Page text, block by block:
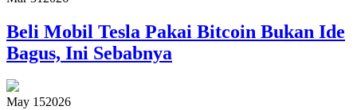
Beli Mobil Tesla Pakai Bitcoin Bukan Ide
Bagus, Ini Sebabnya
May 152026